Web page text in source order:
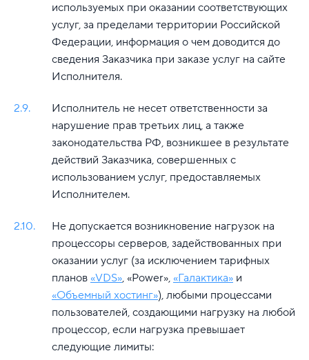
используемых при оказании соответствующих
услуг, за пределами территории Российской
Федерации, информация о чем доводится до
сведения Заказчика при заказе услуг на сайте
Исполнителя.
2.9.
Исполнитель не несет ответственности за
нарушение прав третьих лиц, а также
законодательства РФ, возникшее в результате
действий Заказчика, совершенных с
использованием услуг, предоставляемых
Исполнителем.
2.10.
Не допускается возникновение нагрузок на
процессоры серверов, задействованных при
оказании услуг (за исключением тарифных
планов «VDS», «Power», «Галактика» и
«Объемный хостинг»), любыми процессами
пользователей, создающими нагрузку на любой
процессор, если нагрузка превышает
следующие лимиты: